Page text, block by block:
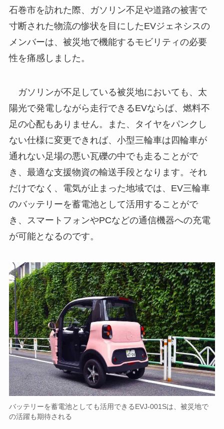
石巻市を訪れた際、ガソリン不足や道路の被害で
寸断された物流の惨状を目にしたEVジェネシスの
メンバーは、被災地で機能するモビリティの必要
性を痛感しました。
ガソリンが不足している被災地においても、太
陽光で発電しながら走行できるEVならば、燃料不
足の心配もありません。また、タイヤをパンクし
ない仕様に変更できれば、小型三輪車は四輪車が
通れない足場の悪い瓦礫の中でも走ることがで
き、最適な支援物資の輸送手段となります。それ
だけでなく、電気が止まった地域では、EV三輪車
のバッテリーを蓄電池として活用することがで
き、スマートフォンやPCなどの通信機器への充電
が可能となるのです。
バッテリーを蓄電池としても活用できるEVJ-001Sは、被災地で
の活躍も期待される